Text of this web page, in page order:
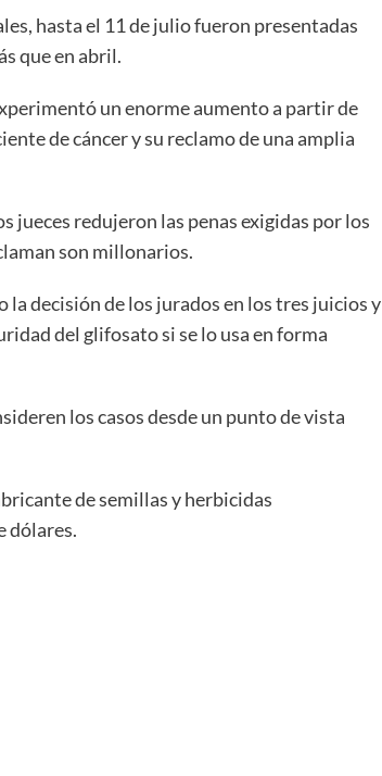
hasta el 11 de julio fueron presentadas
que en abril.
un enorme aumento a partir de
de cáncer y su reclamo de una amplia
jueces redujeron las penas exigidas por los
son millonarios.
decisión de los jurados en los tres juicios y
del glifosato si se lo usa en forma
los casos desde un punto de vista
de semillas y herbicidas
dólares.